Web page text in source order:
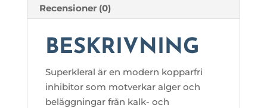
Recensioner (0)
BESKRIVNING
Superkleral är en modern kopparfri
inhibitor som motverkar alger och
beläggningar från kalk- och